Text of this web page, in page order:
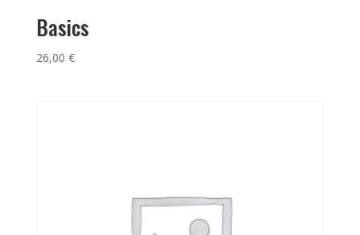
Basics
26,00 €